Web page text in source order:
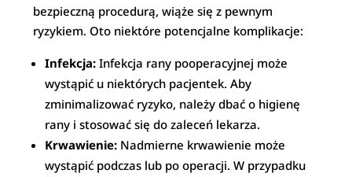
bezpieczną procedurą, wiąże się z pewnym
ryzykiem. Oto niektóre potencjalne komplikacje:
Infekcja: Infekcja rany pooperacyjnej może
wystąpić u niektórych pacjentek. Aby
zminimalizować ryzyko, należy dbać o higienę
rany i stosować się do zaleceń lekarza.
Krwawienie: Nadmierne krwawienie może
wystąpić podczas lub po operacji. W przypadku